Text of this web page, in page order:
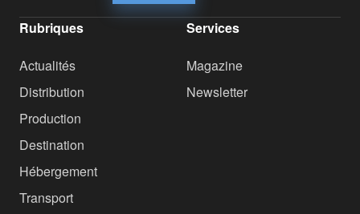
Rubriques
Actualités
Distribution
Production
Destination
Hébergement
Transport
Services
Magazine
Newsletter